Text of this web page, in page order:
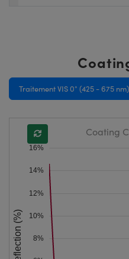
Traitement VIS 0° (425 - 675 nm)
8%
10%
12%
14%
16%
Reflection (%)
Coating